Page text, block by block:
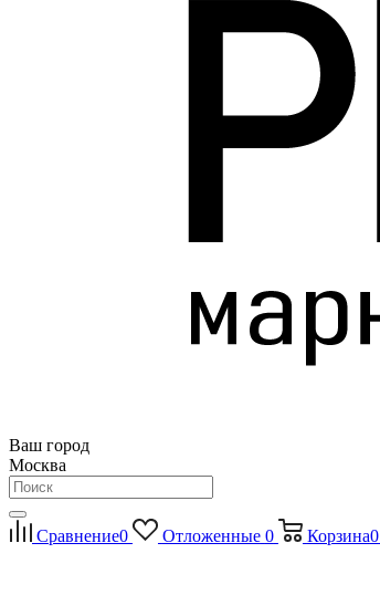
Ваш город
Москва
Сравнение0 Отложенные 0 Корзина0